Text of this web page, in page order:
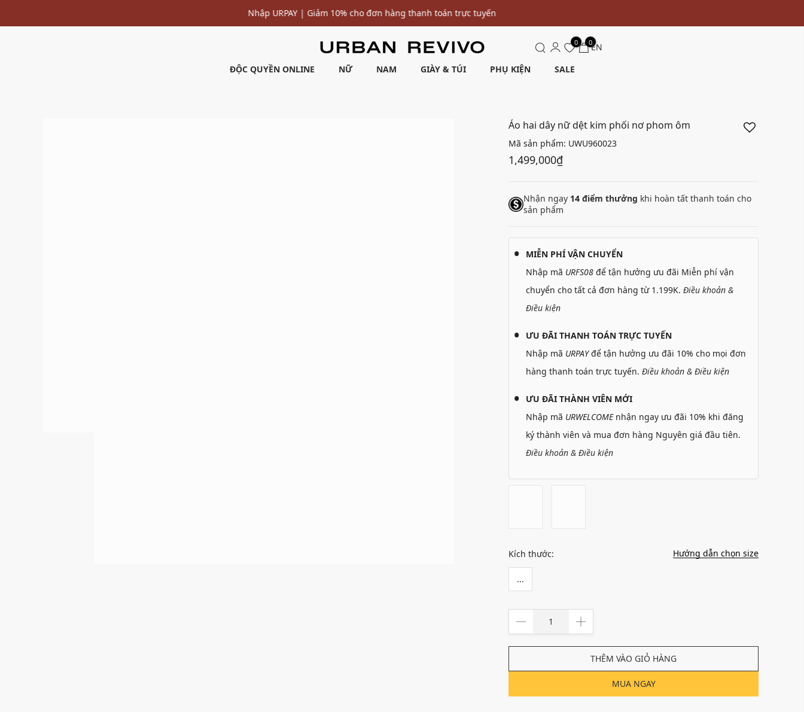
Ưu đãi 10% cho đơn hàng đầu tiên* | Nhập mã: URWELCOME
ĐỘC QUYỀN ONLINE NỮ NAM GIÀY & TÚI PHỤ KIỆN SALE
0 0EN
Áo hai dây nữ dệt kim phối nơ phom ôm
Mã sản phẩm: UWU960023
1,499,000₫
Nhận ngay 14 điểm thưởng khi hoàn tất thanh toán cho
sản phẩm
MIỄN PHÍ VẬN CHUYỂN
Nhập mã URFS08 để tận hưởng ưu đãi Miễn phí vận
chuyển cho tất cả đơn hàng từ 1.199K. Điều khoản &
Điều kiện
ƯU ĐÃI THANH TOÁN TRỰC TUYẾN
Nhập mã URPAYđể tận hưởng ưu đãi 10% cho mọi đơn
hàng thanh toán trực tuyến. Điều khoản & Điều kiện
ƯU ĐÃI THÀNH VIÊN MỚI
Nhập mã URWELCOMEnhận ngay ưu đãi 10% khi đăng
ký thành viên và mua đơn hàng Nguyên giá đầu tiên.
Điều khoản & Điều kiện
Kích thước: Hướng dẫn chọn size
...
THÊM VÀO GIỎ HÀNG
MUA NGAY